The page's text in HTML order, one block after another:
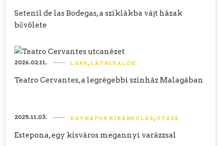
Setenil de las Bodegas, a sziklákba vájt házak
bűvölete
LÁSS LÁTNIVALÓK
Teatro Cervantes, a legrégebbi színház Malagában
2026.02.11.
EGYNAPOS KIRÁNDULÁS UTAZZ
Estepona, egy kisváros megannyi varázzsal
2025.11.03.